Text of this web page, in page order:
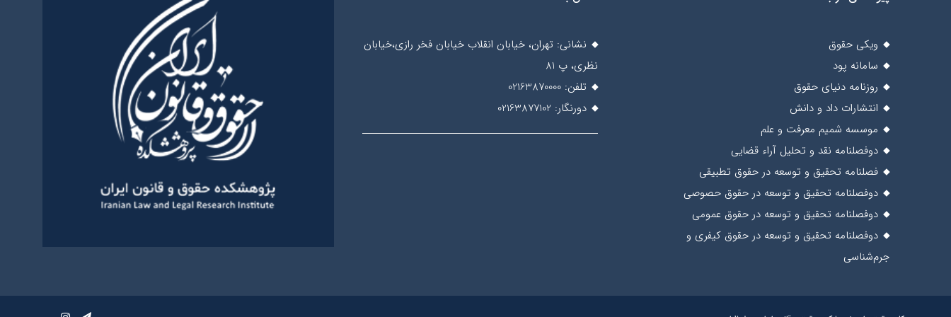
ویکی حقوق
سامانه پود
روزنامه دنیای حقوق
انتشارات داد و دانش
موسسه شمیم معرفت و علم
دوفصلنامه نقد و تحلیل آراء قضایی
فصلنامه تحقیق و توسعه در حقوق تطبیقی
دوفصلنامه تحقیق و توسعه در حقوق حصوصی
دوفصلنامه تحقیق و توسعه در حقوق عمومی
دوفصلنامه تحقیق و توسعه در حقوق کیفری و
جرم‌شناسی
نشانی: تهران، خیابان انقلاب خیابان فخر رازی،خیابان
نظری، پ 81
تلفن: 02163870000
دورنگار: 02163877102